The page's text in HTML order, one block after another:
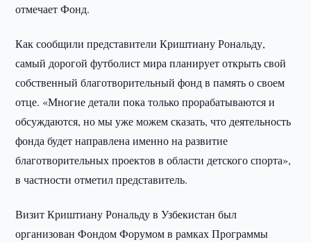
отмечает Фонд.
Как сообщили представители Криштиану Рональду,
самый дорогой футболист мира планирует открыть свой
собственный благотворительный фонд в память о своем
отце. «Многие детали пока только прорабатываются и
обсуждаются, но мы уже можем сказать, что деятельность
фонда будет направлена именно на развитие
благотворительных проектов в области детского спорта»,
в частности отметил представитель.
Визит Криштиану Рональду в Узбекистан был
организован Фондом Форумом в рамках Программы